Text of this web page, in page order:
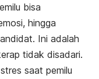
bisa
hingga
Ini adalah
tidak disadari.
saat pemilu